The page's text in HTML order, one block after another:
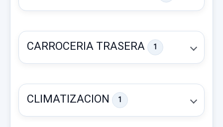
PORTAGAFAS
LUZ INTERIOR 928XXM6XXX NEGRO
CON... usado.
CARROCERIA TRASERA 1
CLIMATIZACION 1